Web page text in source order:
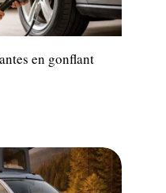
en gonflant